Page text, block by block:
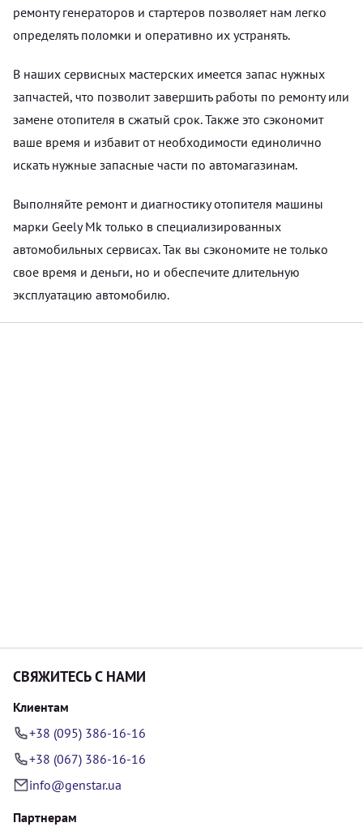
ремонту генераторов и стартеров позволяет нам легко
определять поломки и оперативно их устранять.
В наших сервисных мастерских имеется запас нужных
запчастей, что позволит завершить работы по ремонту или
замене отопителя в сжатый срок. Также это сэкономит
ваше время и избавит от необходимости единолично
искать нужные запасные части по автомагазинам.
Выполняйте ремонт и диагностику отопителя машины
марки Geely Mk только в специализированных
автомобильных сервисах. Так вы сэкономите не только
свое время и деньги, но и обеспечите длительную
эксплуатацию автомобилю.
СВЯЖИТЕСЬ С НАМИ
Клиентам
+38 (095) 386-16-16
+38 (067) 386-16-16
info@genstar.ua
Партнерам